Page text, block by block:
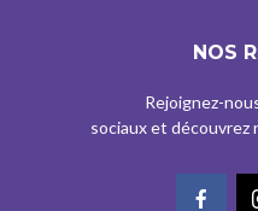
NOS
Rejoignez-
sociaux et découvrez